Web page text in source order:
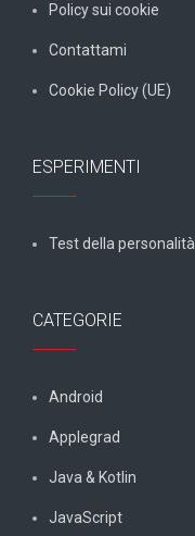
Policy sui cookie
Contattami
Cookie Policy (UE)
ESPERIMENTI
Test della personalità
CATEGORIE
Android
Applegrad
Java & Kotlin
JavaScript